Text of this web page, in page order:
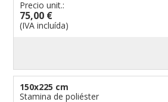
Precio unit.:
75,00 €
(IVA incluída)
150x225 cm
Stamina de poliéster